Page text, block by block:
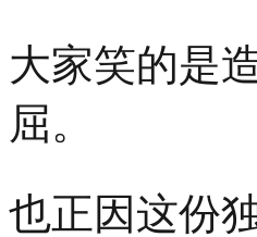
大家笑的是
屈。
也正因这份